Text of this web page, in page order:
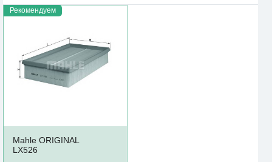
Рекомендуем
Mahle ORIGINAL
LX526